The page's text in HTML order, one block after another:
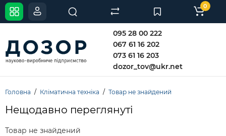
095 28 00 222
067 61 16 202
073 61 16 203
dozor_tov@ukr.net
0
Головна Кліматична техніка Товар не знайдений
Нещодавно переглянуті
Товар не знайдений